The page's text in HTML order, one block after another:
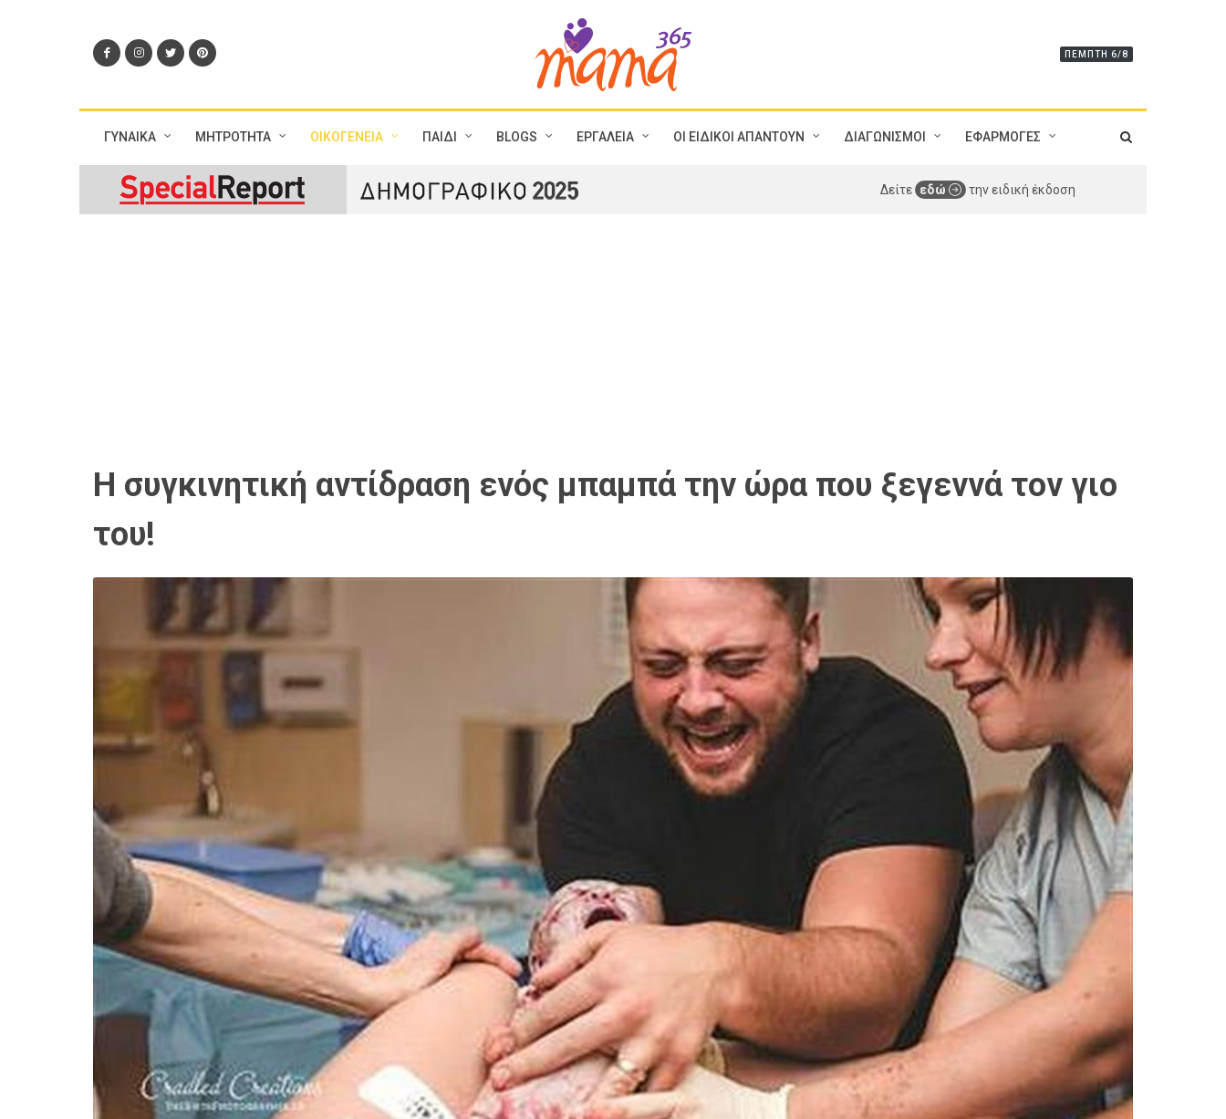
ΠΈΜΠΤΗ 6/8
ΓΥΝΑΙΚΑ ΜΗΤΡΟΤΗΤΑ ΟΙΚΟΓΕΝΕΙΑ ΠΑΙΔΙ BLOGS ΕΡΓΑΛΕΙΑ ΟΙ ΕΙΔΙΚΟΙ ΑΠΑΝΤΟΥΝ ΔΙΑΓΩΝΙΣΜΟΙ ΕΦΑΡΜΟΓΕΣ
Δείτε εδώ την ειδική έκδοση
Η συγκινητική αντίδραση ενός μπαμπά την ώρα που ξεγεννά τον γιο
του!